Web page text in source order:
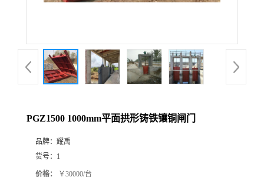
PGZ1500 1000mm平面拱形铸铁镶铜闸门
品牌： 耀禹
货号： 1
价格： ￥30000/台